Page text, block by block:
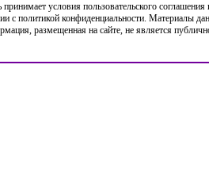
условия пользовательского
с политикой конфиденциальности. Материалы
размещенная на сайте, не является